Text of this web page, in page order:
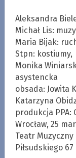
Aleksandra
Michał Lis:
Maria Bijak:
Stpn: kostiumy,
Monika
asystencka
obsada: Jowita
Katarzyna
produkcja PPA:
Wrocław, 25
Teatr Muzyczny
Piłsudskiego 67